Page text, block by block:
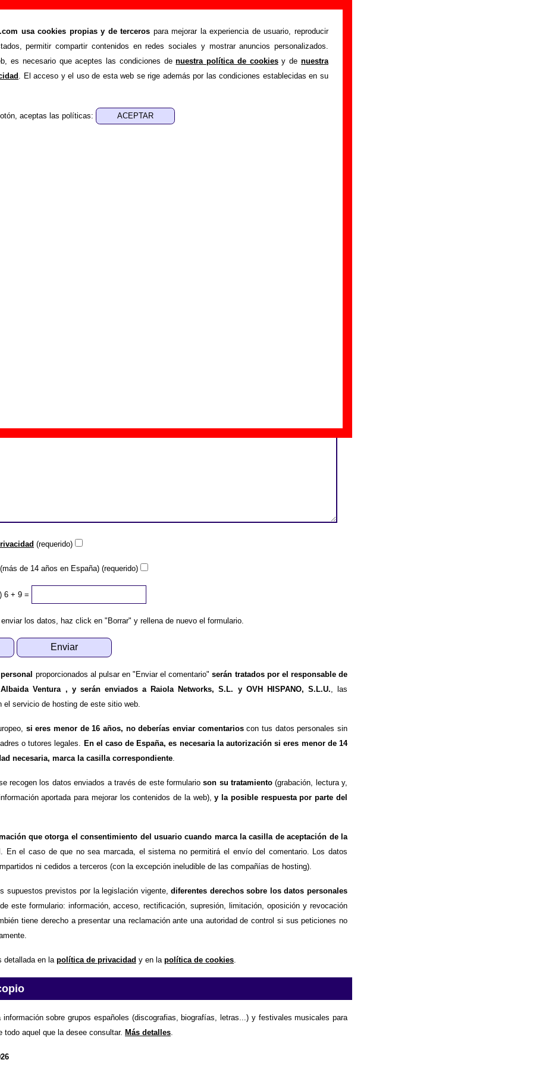
usa cookies propias y de terceros para mejorar la experiencia de usuario, reproducir
permitir compartir contenidos en redes sociales y mostrar anuncios personalizados.
es necesario que aceptes las condiciones denuestra política de cookiesy denuestra
. El acceso y el uso de esta web se rige además por las condiciones establecidas en su
aceptas las políticas:
Mi Ascensor - Añadir o corregir información
En Mi Ascensor >Añadir
adicional, puedes enviar nueva información o corregir la existente mediante el
o escribiendo un e-mail a guialven@musicoscopio.com.Gracias por tu
(requerido)
de 14 años en España) (requerido)
6 + 9 =
los datos, haz click en "Borrar" y rellena de nuevo el formulario.
proporcionados al pulsar en "Enviar el comentario"serán tratados por el responsable de
Ventura , y serán enviados a Raiola Networks, S.L. y OVH HISPANO, S.L.U. , las
el servicio de hosting de este sitio web.
si eres menor de 16 años, no deberías enviar comentarioscon tus datos personales sin
o tutores legales.
En el caso de España, es necesaria la autorización si eres menor de 14
necesaria, marca la casilla correspondiente
recogen los datos enviados a través de este formularioson su tratamiento(grabación, lectura y,
aportada para mejorar los contenidos de la web),y la posible respuesta por parte del
que otorga el consentimiento del usuario cuando marca la casilla de aceptación de la
. En el caso de que no sea marcada, el sistema no permitirá el envío del comentario. Los datos
ni cedidos a terceros (con la excepción ineludible de las compañías de hosting).
supuestos previstos por la legislación vigente,diferentes derechos sobre los datos personales
este formulario: información, acceso, rectificación, supresión, limitación, oposición y revocación
tiene derecho a presentar una reclamación ante una autoridad de control si sus peticiones no
detallada en la política de privacidad y en la política de cookies
información sobre grupos españoles (discografias, biografías, letras...) y festivales musicales para
todo aquel que la desee consultar. Más detalles.